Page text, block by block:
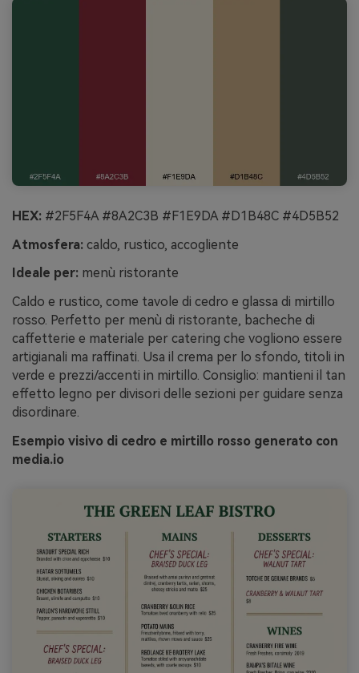
HEX: #2F5F4A #8A2C3B #F1E9DA #D1B48C #4D5B52
Atmosfera: caldo, rustico, accogliente
Ideale per: menù ristorante
Caldo e rustico, come tavole di cedro e glassa di mirtillo
rosso. Perfetto per menù di ristorante, bacheche di
caffetterie e materiale per catering che vogliono essere
artigianali ma raffinati. Usa il crema per lo sfondo, titoli in
verde e prezzi/accenti in mirtillo. Consiglio: mantieni il tan
effetto legno per divisori delle sezioni per guidare senza
disordinare.
Esempio visivo di cedro e mirtillo rosso generato con
media.io